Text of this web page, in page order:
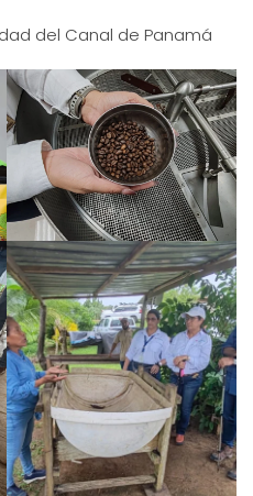
del Canal de Panamá